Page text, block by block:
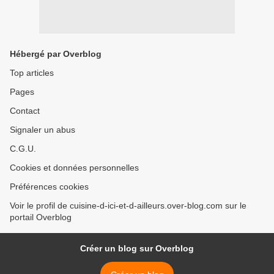
Hébergé par Overblog
Top articles
Pages
Contact
Signaler un abus
C.G.U.
Cookies et données personnelles
Préférences cookies
Voir le profil de cuisine-d-ici-et-d-ailleurs.over-blog.com sur le
portail Overblog
Créer un blog sur Overblog